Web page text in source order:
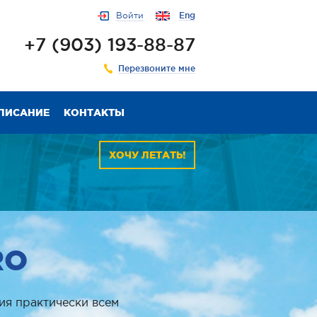
Eng
Войти
+7 (903) 193-88-87
Перезвоните мне
КОНТАКТЫ
ХОЧУ ЛЕТАТЬ!
практически всем